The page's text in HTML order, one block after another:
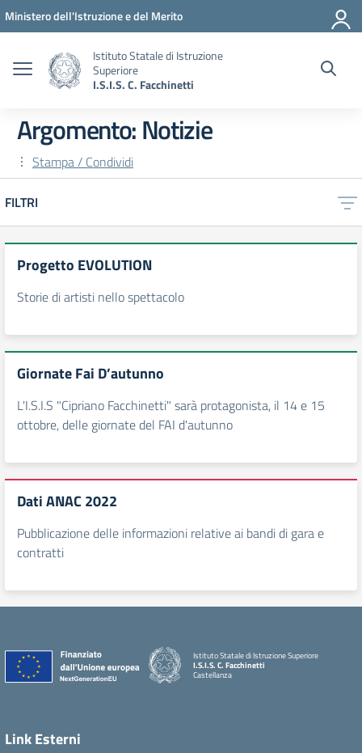
Vai ai contenuti
Vai al menu di navigazione
Vai al footer
Ministero dell'Istruzione e del Merito
Istituto Statale di Istruzione
Superiore
I.S.I.S. C. Facchinetti
Argomento: Notizie
Stampa / Condividi
FILTRI
Progetto EVOLUTION
Storie di artisti nello spettacolo
Giornate Fai D’autunno
L'I.S.I.S "Cipriano Facchinetti" sarà protagonista, il 14 e 15
ottobre, delle giornate del FAI d'autunno
Dati ANAC 2022
Pubblicazione delle informazioni relative ai bandi di gara e
contratti
Istituto Statale di Istruzione Superiore
I.S.I.S. C. Facchinetti
Castellanza
Link Esterni